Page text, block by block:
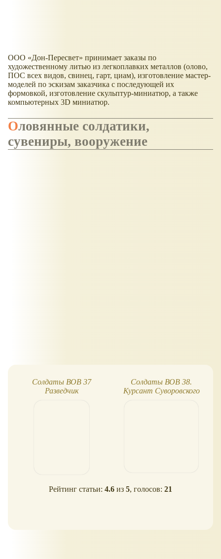
ООО Дон-Пересвет
принимает заказы по
художественному литью из легкоплавких металлов (олово,
ПОС всех видов, свинец, гарт, циам), изготовление мастер-
моделей по эскизам заказчика с последующей их
формовкой, изготовление скульптур-миниатюр, а также
компьютерных 3D миниатюр.
Оловянные солдатики,
сувениры, вооружение
Солдаты ВОВ 37
Разведчик
Солдаты ВОВ 38.
Курсант Суворовского
Рейтинг статьи: 4.6 из 5, голосов: 21